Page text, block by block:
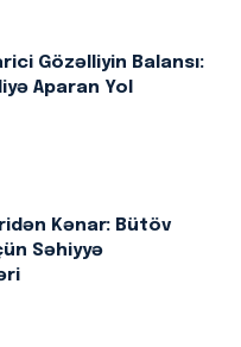
Gözəlliyin Balansı:
Aparan Yol
Kənar: Bütöv
Səhiyyə